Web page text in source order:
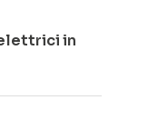
in